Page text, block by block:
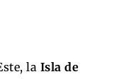
la Isla de